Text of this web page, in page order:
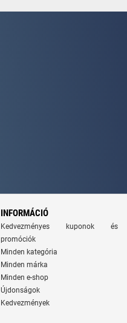
INFORMÁCIÓ
Kedvezményes kuponok és
promóciók
Minden kategória
Minden márka
Minden e-shop
Újdonságok
Kedvezmények